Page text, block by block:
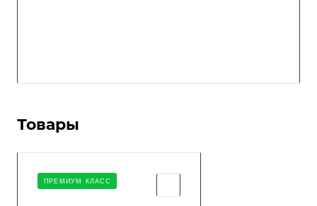
Товары
ПРЕМИУМ КЛАСС